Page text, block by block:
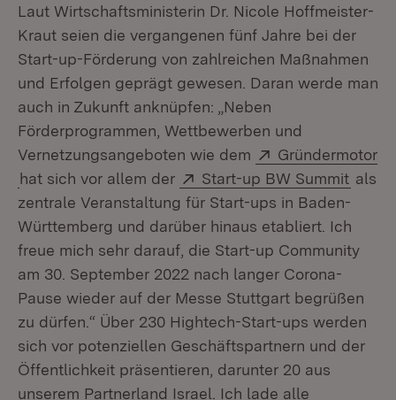
Laut Wirtschaftsministerin Dr. Nicole Hoffmeister-
Kraut seien die vergangenen fünf Jahre bei der
Start-up-Förderung von zahlreichen Maßnahmen
und Erfolgen geprägt gewesen. Daran werde man
auch in Zukunft anknüpfen: „Neben
Förderprogrammen, Wettbewerben und
Vernetzungsangeboten wie dem
Extern:
Gründermotor
(Öffnet in neuem Fenster)
hat sich vor allem der Extern:
Start-up BW Summit als
zentrale Veranstaltung für Start-ups in Baden-
Württemberg und darüber hinaus etabliert. Ich
freue mich sehr darauf, die Start-up Community
am 30. September 2022 nach langer Corona-
Pause wieder auf der Messe Stuttgart begrüßen
zu dürfen.“ Über 230 Hightech-Start-ups werden
sich vor potenziellen Geschäftspartnern und der
Öffentlichkeit präsentieren, darunter 20 aus
unserem Partnerland Israel. Ich lade alle